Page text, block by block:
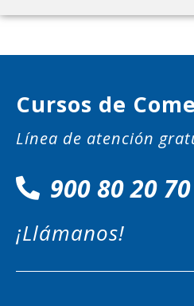
Cursos de
Línea de atención
900 80 20 70
¡Llámanos!